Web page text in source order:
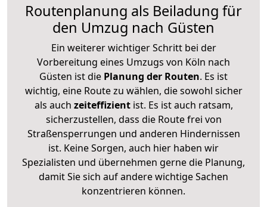
Routenplanung als Beiladung für
den Umzug nach Güsten
Ein weiterer wichtiger Schritt bei der
Vorbereitung eines Umzugs von Köln nach
Güsten ist die Planung der Routen. Es ist
wichtig, eine Route zu wählen, die sowohl sicher
als auch zeiteffizientist. Es ist auch ratsam,
sicherzustellen, dass die Route frei von
Straßensperrungen und anderen Hindernissen
ist. Keine Sorgen, auch hier haben wir
Spezialisten und übernehmen gerne die Planung,
damit Sie sich auf andere wichtige Sachen
konzentrieren können.